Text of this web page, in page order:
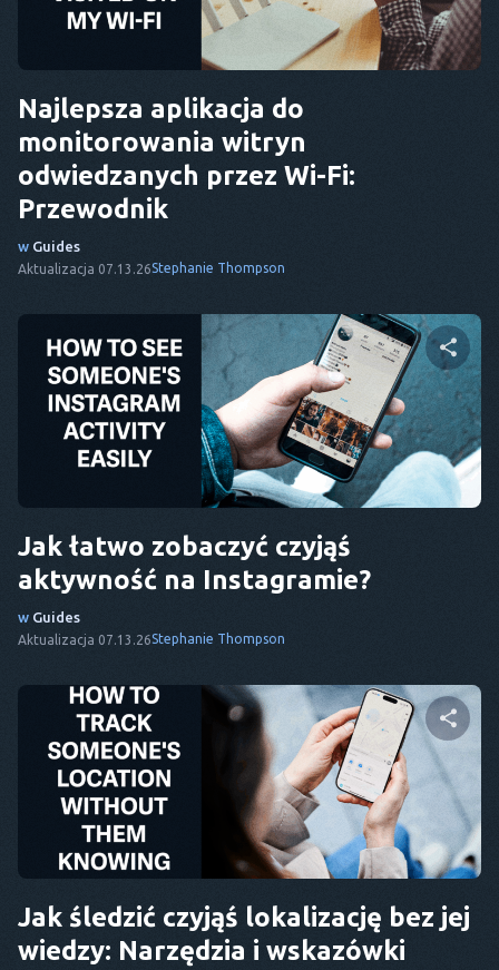
Facebook Kopiuj link
Najlepsza aplikacja do
monitorowania witryn
odwiedzanych przez Wi-Fi:
Przewodnik
w Guides
Aktualizacja 07.13.26Stephanie Thompson
Udostępnij ten artykuł
Twitter Facebook Kopiuj link
Jak łatwo zobaczyć czyjąś
aktywność na Instagramie?
w Guides
Aktualizacja 07.13.26Stephanie Thompson
Udostępnij ten artykuł
Twitter Facebook Kopiuj link
Jak śledzić czyjąś lokalizację bez jej
wiedzy: Narzędzia i wskazówki